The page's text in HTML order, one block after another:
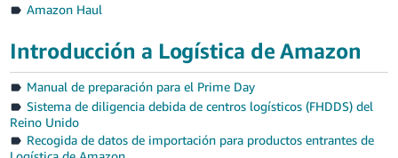
Amazon Haul
Introducción a Logística de Amazon
Manual de preparación para el Prime Day
Sistema de diligencia debida de centros logísticos (FHDDS) del
Reino Unido
Recogida de datos de importación para productos entrantes de